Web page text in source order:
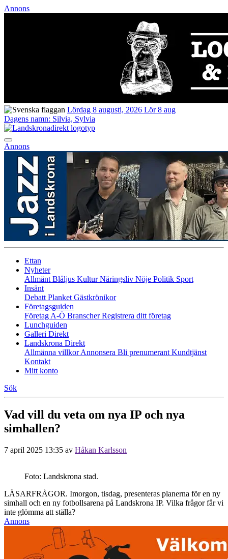
Annons
Lördag 8 augusti, 2026 Lör 8 aug
Dagens namn: Silvia, Sylvia
Annons
Ettan
Nyheter
Allmänt Blåljus KulturNäringsliv Nöje Politik Sport
Insänt
Debatt Planket Gästkrönikor
Företagsguiden
Företag A-Ö BranscherRegistrera ditt företag
Lunchguiden
Galleri Direkt
Landskrona Direkt
Allmänna villkorAnnonsera Bli prenumerant Kundtjänst
Kontakt
Mitt konto
Sök
Vad vill du veta om nya IP och nya
simhallen?
7 april 2025 13:35 av Håkan Karlsson
Foto: Landskrona stad.
LÄSARFRÅGOR. Imorgon, tisdag, presenteras planerna för en ny
simhall och en ny fotbollsarena på Landskrona IP. Vilka frågor får vi
inte glömma att ställa?
Annons